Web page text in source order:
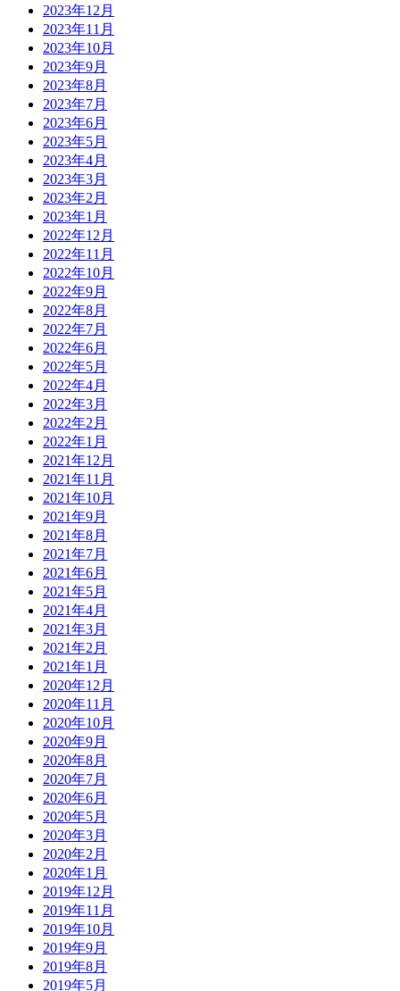
2023年12月
2023年11月
2023年10月
2023年9月
2023年8月
2023年7月
2023年6月
2023年5月
2023年4月
2023年3月
2023年2月
2023年1月
2022年12月
2022年11月
2022年10月
2022年9月
2022年8月
2022年7月
2022年6月
2022年5月
2022年4月
2022年3月
2022年2月
2022年1月
2021年12月
2021年11月
2021年10月
2021年9月
2021年8月
2021年7月
2021年6月
2021年5月
2021年4月
2021年3月
2021年2月
2021年1月
2020年12月
2020年11月
2020年10月
2020年9月
2020年8月
2020年7月
2020年6月
2020年5月
2020年3月
2020年2月
2020年1月
2019年12月
2019年11月
2019年10月
2019年9月
2019年8月
2019年5月